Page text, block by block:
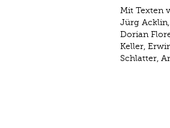
Mit Texten
Jürg
Dorian
Keller,
Schlatter,